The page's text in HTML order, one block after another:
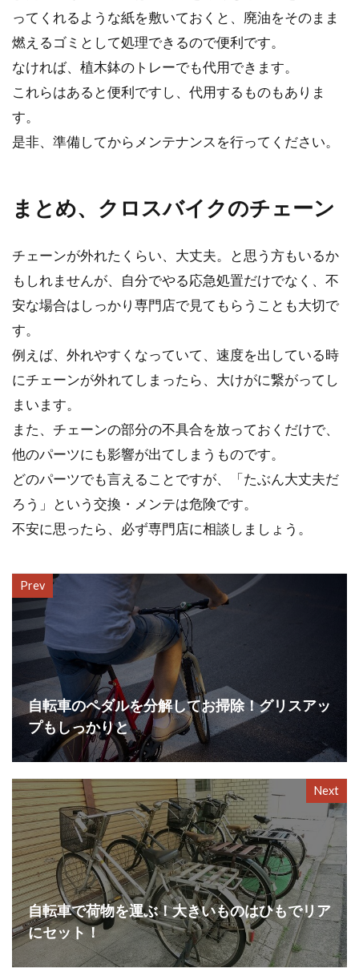
ってくれるような紙を敷いておくと、廃油をそのまま
燃えるゴミとして処理できるので便利です。
なければ、植木鉢のトレーでも代用できます。
これらはあると便利ですし、代用するものもありま
す。
是非、準備してからメンテナンスを行ってください。
まとめ、クロスバイクのチェーン
チェーンが外れたくらい、大丈夫。と思う方もいるか
もしれませんが、自分でやる応急処置だけでなく、不
安な場合はしっかり専門店で見てもらうことも大切で
す。
例えば、外れやすくなっていて、速度を出している時
にチェーンが外れてしまったら、大けがに繋がってし
まいます。
また、チェーンの部分の不具合を放っておくだけで、
他のパーツにも影響が出てしまうものです。
どのパーツでも言えることですが、「たぶん大丈夫だ
ろう」という交換・メンテは危険です。
不安に思ったら、必ず専門店に相談しましょう。
Prev
自転車のペダルを分解してお掃除！グリスアッ
プもしっかりと
Next
自転車で荷物を運ぶ！大きいものはひもでリア
にセット！